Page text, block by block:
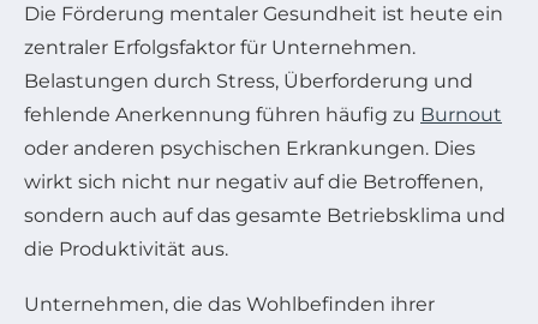
Die Förderung mentaler Gesundheit ist heute ein
zentraler Erfolgsfaktor für Unternehmen.
Belastungen durch Stress, Überforderung und
fehlende Anerkennung führen häufig zu Burnout
oder anderen psychischen Erkrankungen. Dies
wirkt sich nicht nur negativ auf die Betroffenen,
sondern auch auf das gesamte Betriebsklima und
die Produktivität aus.
Unternehmen, die das Wohlbefinden ihrer